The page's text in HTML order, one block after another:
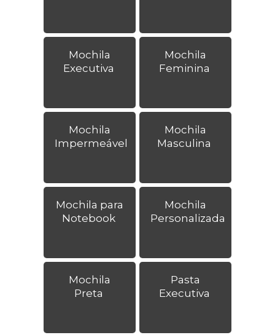
Mochila
Executiva
Mochila
Feminina
Mochila
Impermeável
Mochila
Masculina
Mochila para
Notebook
Mochila
Personalizada
Mochila
Preta
Pasta
Executiva